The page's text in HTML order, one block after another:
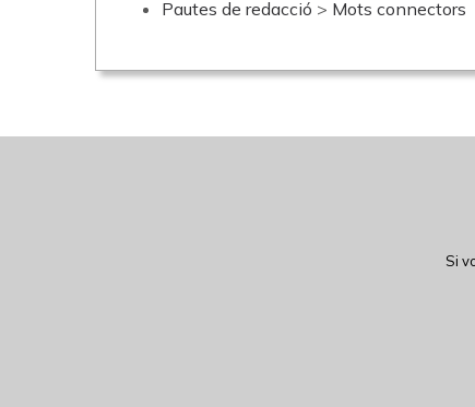
Pautes de redacció > Mots connectors
Si